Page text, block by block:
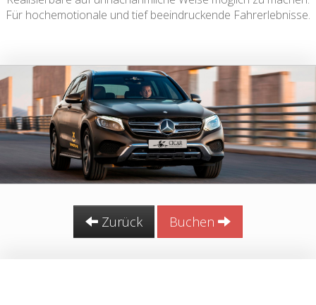
Für hochemotionale und tief beeindruckende Fahrerlebnisse.
Zurück Buchen